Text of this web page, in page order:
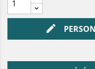
e
edit